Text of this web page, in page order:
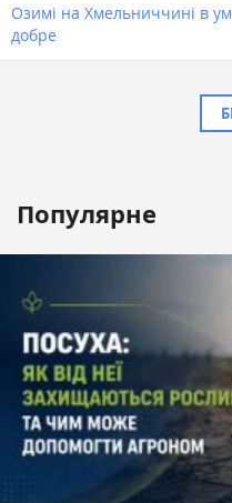
Озимі на Хмельниччині в
добре
Популярне